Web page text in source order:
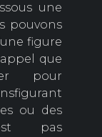
une
pouvons
figure
que
pour
ou des
pas